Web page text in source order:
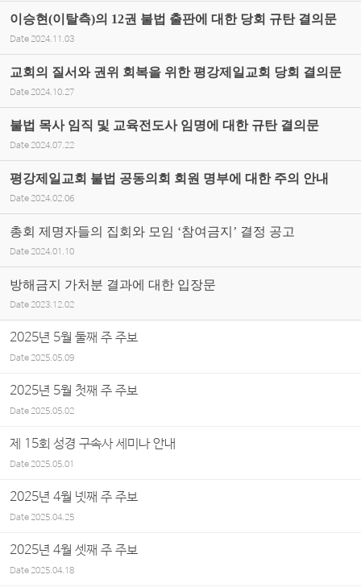
이승현(이탈측)의 12권 불법 출판에 대한 당회 규탄 결의문
Date 2024.11.03
교회의 질서와 권위 회복을 위한 평강제일교회 당회 결의문
Date 2024.10.27
불법 목사 임직 및 교육전도사 임명에 대한 규탄 결의문
Date 2024.07.22
평강제일교회 불법 공동의회 회원 명부에 대한 주의 안내
Date 2024.02.06
총회 제명자들의 집회와 모임 ‘참여금지’ 결정 공고
Date 2024.01.10
방해금지 가처분 결과에 대한 입장문
Date 2023.12.02
2025년 5월 둘째 주 주보
Date2025.05.09
2025년 5월 첫째 주 주보
Date2025.05.02
제 15회 성경 구속사 세미나 안내
Date2025.05.01
2025년 4월 넷째 주 주보
Date2025.04.25
2025년 4월 셋째 주 주보
Date2025.04.18